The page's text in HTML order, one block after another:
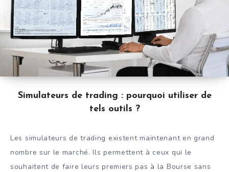
Simulateurs de trading : pourquoi utiliser de
tels outils ?
Les simulateurs de trading existent maintenant en grand
nombre sur le marché. Ils permettent à ceux qui le
souhaitent de faire leurs premiers pas à la Bourse sans